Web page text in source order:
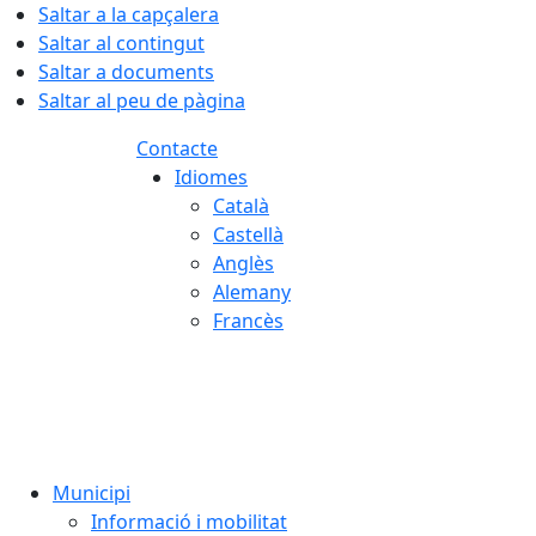
Saltar a la capçalera
Saltar al contingut
Saltar a documents
Saltar al peu de pàgina
Contacte
Idiomes
Català
Castellà
Anglès
Alemany
Francès
Municipi
Informació i mobilitat